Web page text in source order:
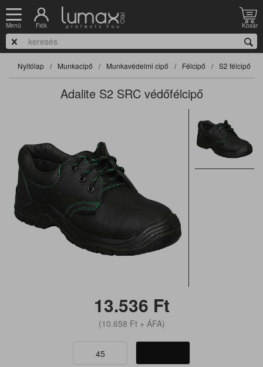
Menü Fiók Kosár
Nyitólap Munkacipő Munkavédelmi cipő Félcipő S2 félcipő
Adalite S2 SRC védőfélcipő
13.536 Ft
(10.658 Ft+ ÁFA)
45